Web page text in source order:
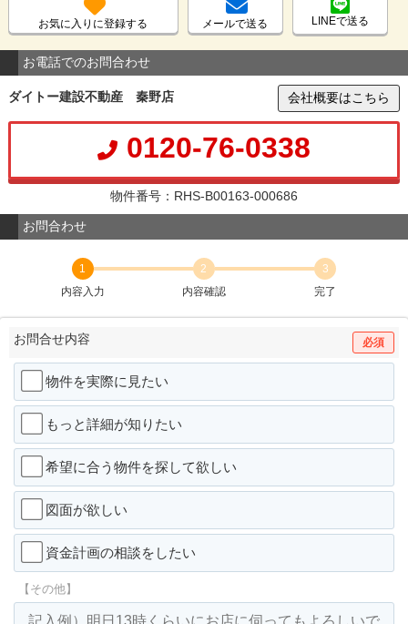
お気に入りに登録する メールで送る LINEで送る
お電話でのお問合わせ
ダイトー建設不動産 秦野店 会社概要はこちら
0120-76-0338
物件番号：RHS-B00163-000686
お問合わせ
1
内容入力
2
内容確認
3
完了
お問合せ内容 必須
物件を実際に見たい
もっと詳細が知りたい
希望に合う物件を探して欲しい
図面が欲しい
資金計画の相談をしたい
【その他】